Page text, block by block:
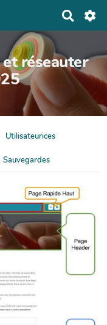
e
r
c
e
r
réseauter
Utilisateurices
Sauvegardes